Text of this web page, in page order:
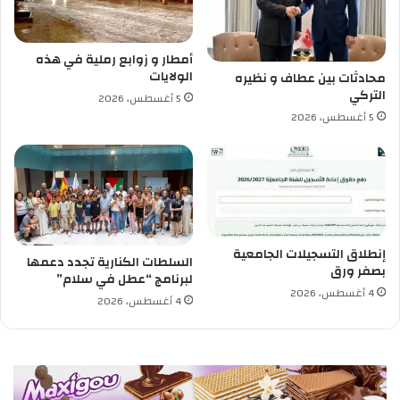
ن
ي
ل
خ
ر
ف
ا
ا
ل
م
س
ت
و
د
محادثات بين عطاف و نظيره
التركي
5 أغسطس، 2026
أمطار و زوابع رملية في هذه
الولايات
5 أغسطس، 2026
إنطلاق التسجيلات الجامعية
بصفر ورق
4 أغسطس، 2026
السلطات الكنارية تجدد دعمها
لبرنامج “عطل في سلام”
4 أغسطس، 2026